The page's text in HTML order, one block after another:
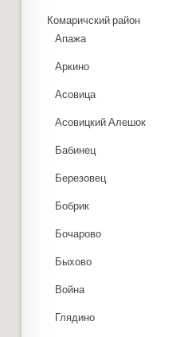
Комаричский район
Апажа
Аркино
Асовица
Асовицкий Алешок
Бабинец
Березовец
Бобрик
Бочарово
Быхово
Война
Глядино